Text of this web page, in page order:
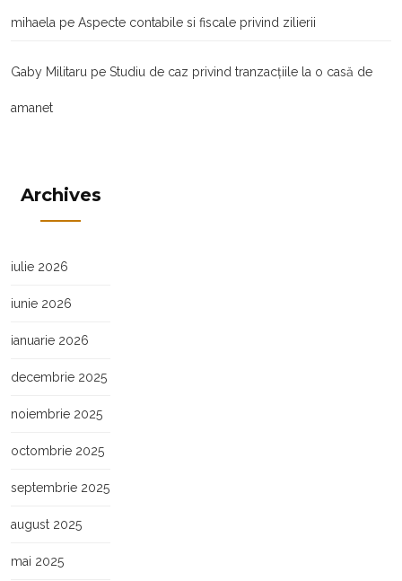
mihaela pe Aspecte contabile si fiscale privind zilierii
Gaby Militaru pe Studiu de caz privind tranzacţiile la o casă de
amanet
Archives
iulie 2026
iunie 2026
ianuarie 2026
decembrie 2025
noiembrie 2025
octombrie 2025
septembrie 2025
august 2025
mai 2025